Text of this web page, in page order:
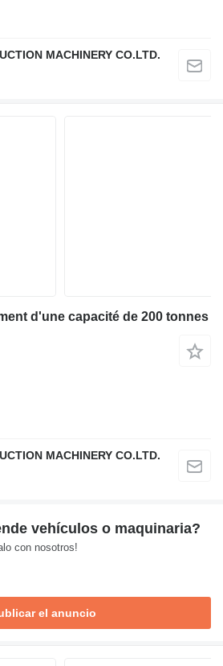
MACHINERY CO.LTD.
d'une capacité de 200 tonnes
MACHINERY CO.LTD.
vehículos o maquinaria?
con nosotros!
el anuncio